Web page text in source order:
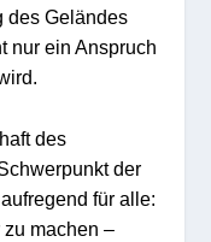
des Geländes
nur ein Anspruch
des
der
für alle:
machen –